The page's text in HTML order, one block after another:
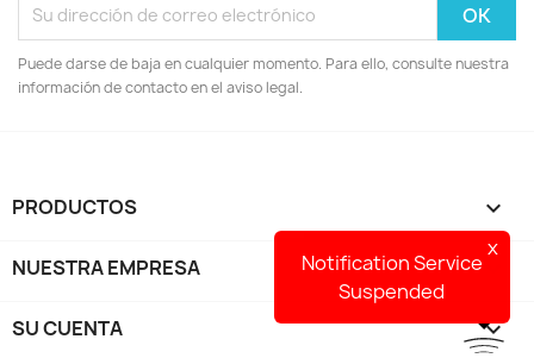
Puede darse de baja en cualquier momento. Para ello, consulte nuestra
información de contacto en el aviso legal.
PRODUCTOS 
NUESTRA EMPRESA 
SU CUENTA 
x
Notification Service
Suspended